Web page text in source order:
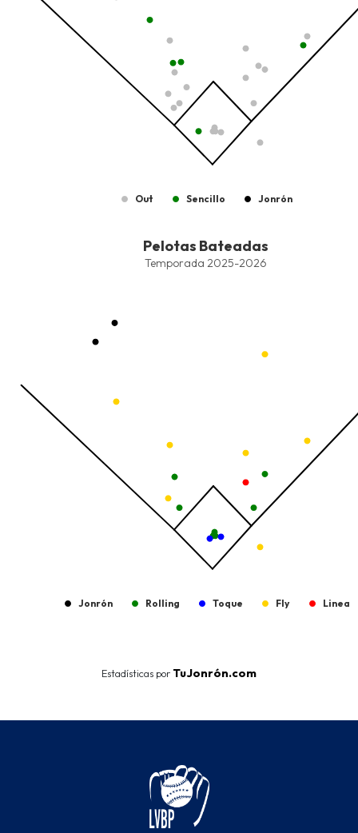
Out Sencillo Jonrón
Combination chart with 9 data series.
The chart has 1 X axis displaying values. Data ranges from -
The chart has 1 Y axis displaying values. Data ranges from -
Pelotas Bateadas
Temporada 2025-2026
Jonrón Rolling Toque Fly Linea
Estadísticas por TuJonrón.com